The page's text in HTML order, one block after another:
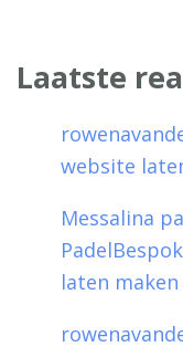
Laatste
website
Messalina
laten